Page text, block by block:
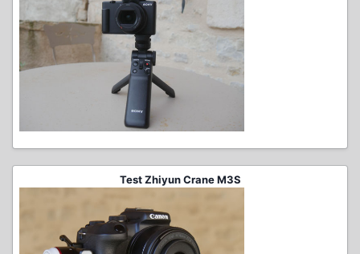
Test Zhiyun Crane M3S